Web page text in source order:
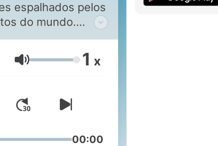
espalhados pelos
do mundo.
o que fazem, o
a optarem por
Histórias
jornalista Alice
Lautstärke 1 x
00:00